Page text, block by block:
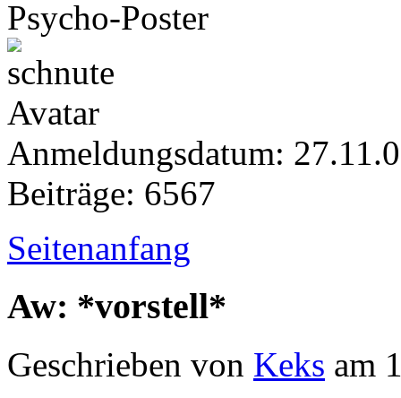
Psycho-Poster
Anmeldungsdatum:
Beiträge: 6567
Seitenanfang
Aw: *vorstell*
Geschrieben von Keks am